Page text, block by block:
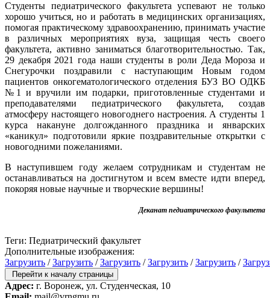
Студенты педиатрического факультета успевают не только
хорошо учиться, но и работать в медицинских организациях,
помогая практическому здравоохранению, принимать участие
в различных мероприятиях вуза, защищая честь своего
факультета, активно заниматься благотворительностью. Так,
29 декабря 2021 года наши студенты в роли Деда Мороза и
Снегурочки поздравили с наступающим Новым годом
пациентов онкогематологического отделения БУЗ ВО ОДКБ
№1 и вручили им подарки, приготовленные студентами и
преподавателями педиатрического факультета, создав
атмосферу настоящего новогоднего настроения. А студенты 1
курса накануне долгожданного праздника и январских
«каникул» подготовили яркие поздравительные открытки с
новогодними пожеланиями.
В наступившем году желаем сотрудникам и студентам не
останавливаться на достигнутом и всем вместе идти вперед,
покоряя новые научные и творческие вершины!
Деканат педиатрического факультета
Теги: Педиатрический факультет
Дополнительные изображения:
Загрузить /Загрузить /Загрузить /Загрузить /Загрузить /
Перейти к началу страницы
Адрес: г. Воронеж, ул. Студенческая, 10